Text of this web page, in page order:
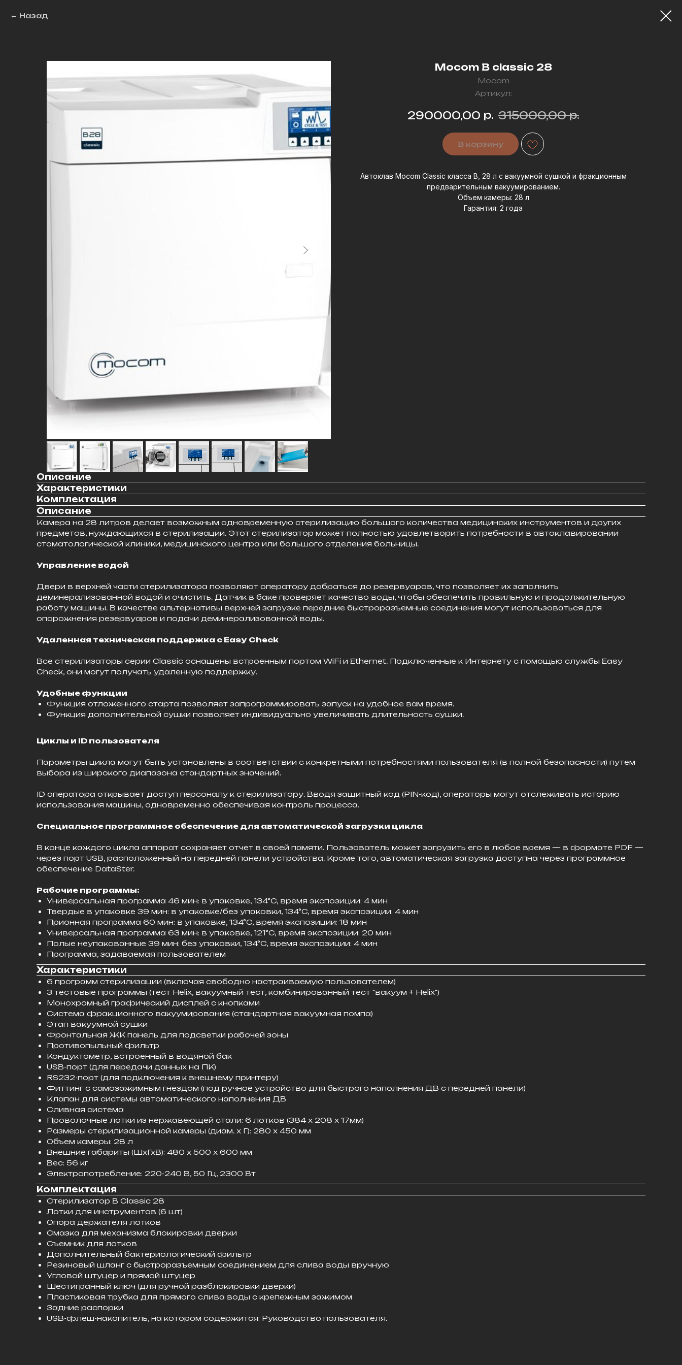
Назад
Mocom B classic 28
Mocom
Артикул:
290000,00 р. 315000,00 р.
В корзину
Автоклав Mocom Classic класса B, 28 л с вакуумной сушкой и фракционным
предварительным вакуумированием.
Объем камеры: 28 л
Гарантия: 2 года
Описание
Характеристики
Комплектация
Описание
Камера на 28 литров делает возможным одновременную стерилизацию большого количества медицинских инструментов и других
предметов, нуждающихся в стерилизации. Этот стерилизатор может полностью удовлетворить потребности в автоклавировании
стоматологической клиники, медицинского центра или большого отделения больницы.
Управление водой
Двери в верхней части стерилизатора позволяют оператору добраться до резервуаров, что позволяет их заполнить
деминерализованной водой и очистить. Датчик в баке проверяет качество воды, чтобы обеспечить правильную и продолжительную
работу машины. В качестве альтернативы верхней загрузке передние быстроразъемные соединения могут использоваться для
опорожнения резервуаров и подачи деминерализованной воды.
Удаленная техническая поддержка с Easy Check
Все стерилизаторы серии Classic оснащены встроенным портом WiFi и Ethernet. Подключенные к Интернету с помощью службы Easy
Check, они могут получать удаленную поддержку.
Удобные функции
Функция отложенного старта позволяет запрограммировать запуск на удобное вам время.
Функция дополнительной сушки позволяет индивидуально увеличивать длительность сушки.
Циклы и ID пользователя
Параметры цикла могут быть установлены в соответствии с конкретными потребностями пользователя (в полной безопасности) путем
выбора из широкого диапазона стандартных значений.
ID оператора открывает доступ персоналу к стерилизатору. Вводя защитный код (PIN-код), операторы могут отслеживать историю
использования машины, одновременно обеспечивая контроль процесса.
Специальное программное обеспечение для автоматической загрузки цикла
В конце каждого цикла аппарат сохраняет отчет в своей памяти. Пользователь может загрузить его в любое время — в формате PDF —
через порт USB, расположенный на передней панели устройства. Кроме того, автоматическая загрузка доступна через программное
обеспечение DataSter.
Рабочие программы:
Универсальная программа 46 мин: в упаковке, 134°C, время экспозиции: 4 мин
Твердые в упаковке 39 мин: в упаковке/без упаковки, 134°C, время экспозиции: 4 мин
Прионная программа 60 мин: в упаковке, 134°C, время экспозиции: 18 мин
Универсальная программа 63 мин: в упаковке, 121°C, время экспозиции: 20 мин
Полые неупакованные 39 мин: без упаковки, 134°C, время экспозиции: 4 мин
Программа, задаваемая пользователем
Характеристики
6 программ стерилизации (включая свободно настраиваемую пользователем)
3 тестовые программы (тест Helix, вакуумный тест, комбинированный тест "вакуум + Helix")
Монохромный графический дисплей с кнопками
Система фракционного вакуумирования (стандартная вакуумная помпа)
Этап вакуумной сушки
Фронтальная ЖК панель для подсветки рабочей зоны
Противопыльный фильтр
Кондуктометр, встроенный в водяной бак
USB-порт (для передачи данных на ПК)
RS232-порт (для подключения к внешнему принтеру)
Фиттинг с самозажимным гнездом (под ручное устройство для быстрого наполнения ДВ с передней панели)
Клапан для системы автоматического наполнения ДВ
Сливная система
Проволочные лотки из нержавеющей стали: 6 лотков (384 х 208 х 17мм)
Размеры стерилизационной камеры (диам. х Г): 280 х 450 мм
Объем камеры: 28 л
Внешние габариты (ШхГхВ): 480 х 500 х 600 мм
Вес: 56 кг
Электропотребление: 220-240 В, 50 Гц, 2300 Вт
Комплектация
Стерилизатор B Classic 28
Лотки для инструментов (6 шт)
Опора держателя лотков
Смазка для механизма блокировки дверки
Съемник для лотков
Дополнительный бактериологический фильтр
Резиновый шланг с быстроразъемным соединением для слива воды вручную
Угловой штуцер и прямой штуцер
Шестигранный ключ (для ручной разблокировки дверки)
Пластиковая трубка для прямого слива воды с крепежным зажимом
Задние распорки
USB-флеш-накопитель, на котором содержится: Руководство пользователя.